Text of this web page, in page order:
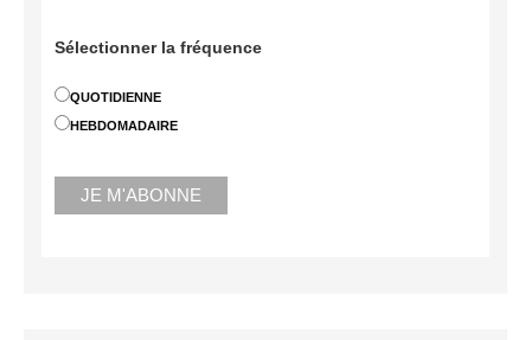
Sélectionner la fréquence
QUOTIDIENNE
HEBDOMADAIRE